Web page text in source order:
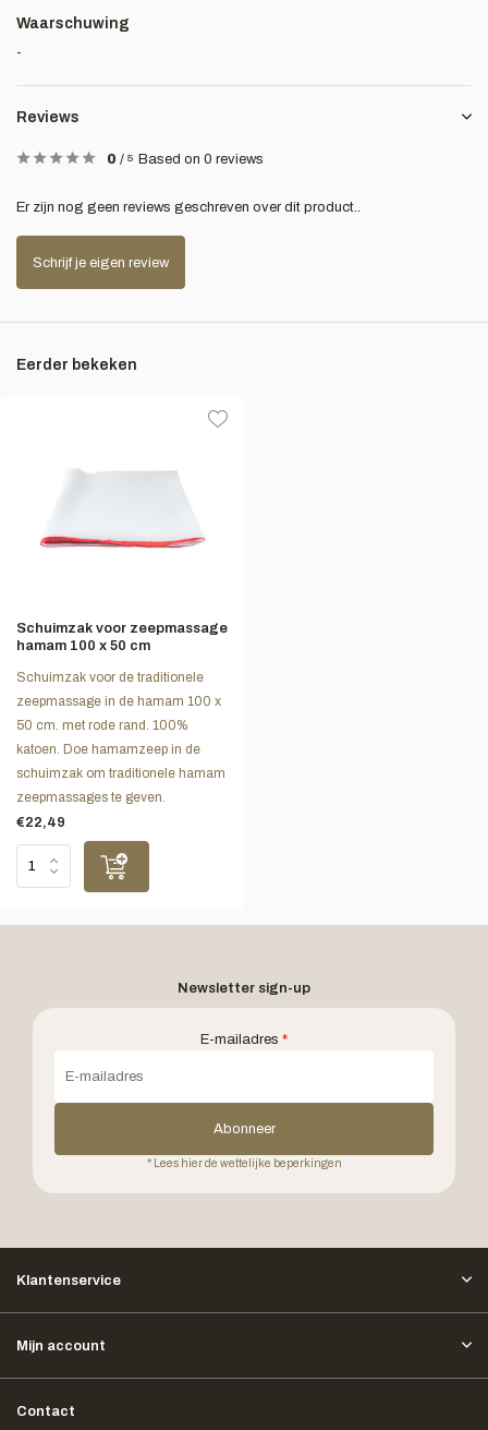
Waarschuwing
-
Reviews
0 / 5 Based on 0 reviews
Er zijn nog geen reviews geschreven over dit product..
Schrijf je eigen review
Eerder bekeken
Schuimzak voor zeepmassage
hamam 100 x 50 cm
Schuimzak voor de traditionele
zeepmassage in de hamam 100 x
50 cm. met rode rand. 100%
katoen. Doe hamamzeep in de
schuimzak om traditionele hamam
zeepmassages te geven.
€22,49
Newsletter sign-up
E-mailadres *
Abonneer
* Lees hier de wettelijke beperkingen
Klantenservice
Mijn account
Contact